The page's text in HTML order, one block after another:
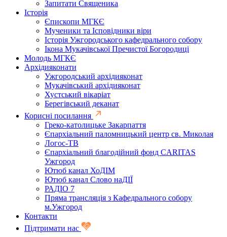
Запитати Священика
Історія
Єпископи МГКЄ
Мученики та Ісповідники віри
Історія Ужгородського кафедрального собору
Ікона Мукачівської Пречистої Богородиці
Молодь МГКЄ
Архідияконати
Ужгородський архідияконат
Мукачівський архідияконат
Хустський вікаріат
Берегівський деканат
Корисні посилання
Греко-католицьке Закарпаття
Єпархіальний паломницький центр св. Миколая
Логос-ТВ
Єпархіальний благодійний фонд CARITAS
Ужгород
Ютюб канал ХоДІМ
Ютюб канал Слово наДІЇ
РАДІО 7
Пряма трансляція з Кафедрального собору
м.Ужгород
Контакти
Підтримати нас